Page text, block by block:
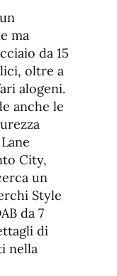
ma
da 15
oltre a
alogeni.
anche le
City,
un
Style
da 7
di
nella